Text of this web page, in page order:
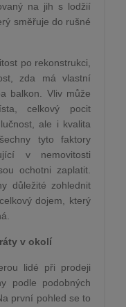
na jih s lodžií
směřuje do rušné
po rekonstrukci,
zda má vlastní
balkon. Vliv může
celkový pocit
ale i kvalita
tyto faktory
v nemovitosti
ochotni zaplatit.
důležité zohlednit
dojem, který
v okolí
lidé při prodeji
podle podobných
první pohled se to